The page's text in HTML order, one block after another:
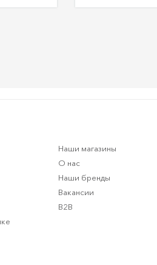
Наши магазины
О нас
Наши бренды
Вакансии
B2B